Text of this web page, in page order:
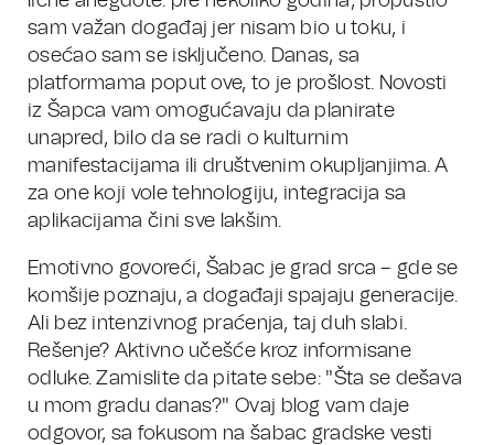
sam važan događaj jer nisam bio u toku, i
osećao sam se isključeno. Danas, sa
platformama poput ove, to je prošlost. Novosti
iz Šapca vam omogućavaju da planirate
unapred, bilo da se radi o kulturnim
manifestacijama ili društvenim okupljanjima. A
za one koji vole tehnologiju, integracija sa
aplikacijama čini sve lakšim.
Emotivno govoreći, Šabac je grad srca – gde se
komšije poznaju, a događaji spajaju generacije.
Ali bez intenzivnog praćenja, taj duh slabi.
Rešenje? Aktivno učešće kroz informisane
odluke. Zamislite da pitate sebe: "Šta se dešava
u mom gradu danas?" Ovaj blog vam daje
odgovor, sa fokusom na šabac gradske vesti